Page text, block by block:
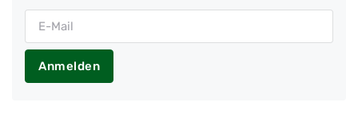
Anmelden